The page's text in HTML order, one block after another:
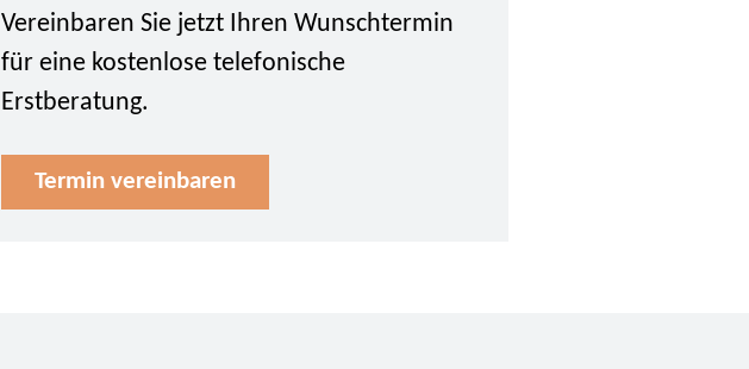
Vereinbaren Sie jetzt Ihren Wunschtermin
für eine kostenlose telefonische
Erstberatung.
Termin vereinbaren